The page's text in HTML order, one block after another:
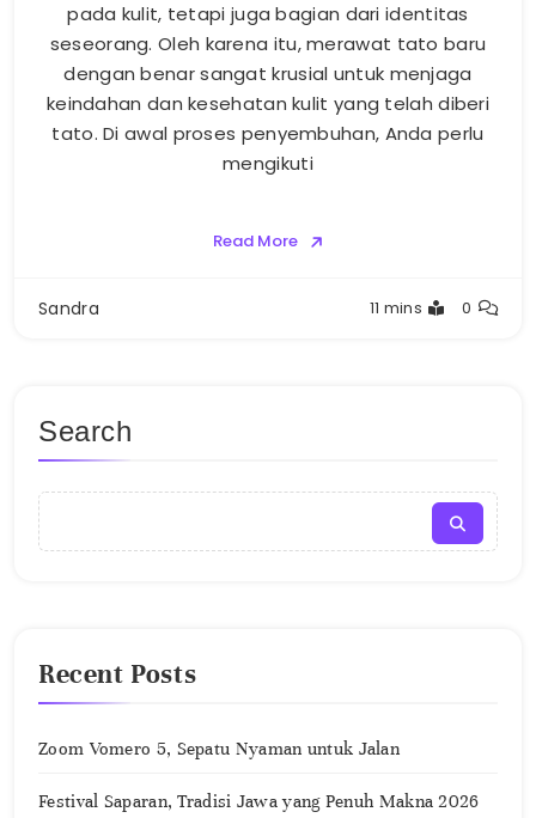
pada kulit, tetapi juga bagian dari identitas
seseorang. Oleh karena itu, merawat tato baru
dengan benar sangat krusial untuk menjaga
keindahan dan kesehatan kulit yang telah diberi
tato. Di awal proses penyembuhan, Anda perlu
mengikuti
Read More
Sandra 11 mins 0
Search
Recent Posts
Zoom Vomero 5, Sepatu Nyaman untuk Jalan
Festival Saparan, Tradisi Jawa yang Penuh Makna 2026